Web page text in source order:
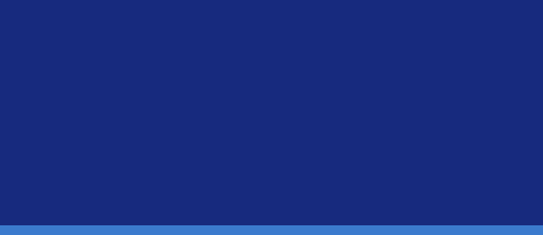
Works